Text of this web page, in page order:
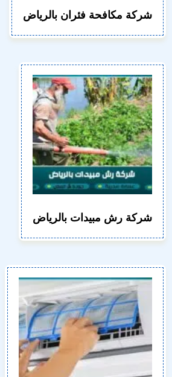
شركة مكافحة فئران بالرياض
شركة رش مبيدات بالرياض